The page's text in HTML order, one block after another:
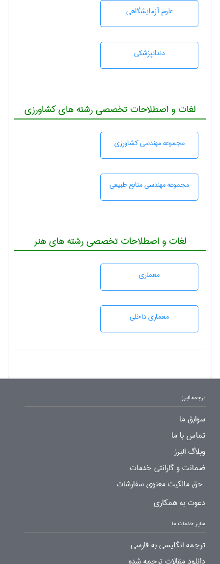
علوم آزمايشگاهی
دندانپزشكی
لغات و اصطلاحات تخصصی رشته های کشاورزی
مجموعه مهندسی كشاورزی
مجموعه مهندسی منابع طبيعی
لغات و اصطلاحات تخصصی رشته های هنر
معماری
معماری داخلی
ترجمه البرز
سوابق ما
تماس با ما
وبلاگ البرز
ضمانت و گارانتی خدمات
حق مالکیت معنوی سفارشات
دعوت به همکاری
سایر خدمات ما
ترجمه انگلیسی به فارسی